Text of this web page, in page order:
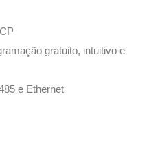
gratuito, intuitivo e
e Ethernet